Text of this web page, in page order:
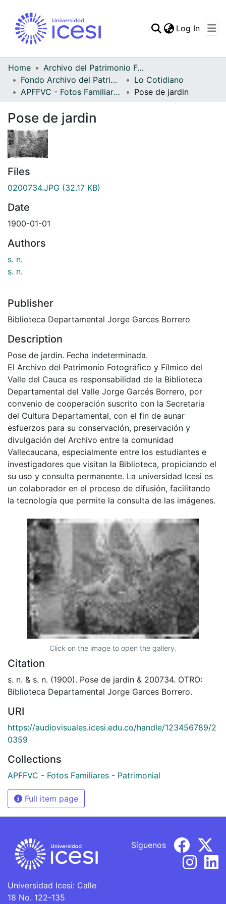
Statistics
Log In
Home
Archivo del Patrimonio Fotográfico y Fílmico del Valle del Cauca
Fondo Archivo del Patrimonio Fotográfico y Fílmico del Valle del Cauca
Lo Cotidiano
APFFVC - Fotos Familiares - Patrimonial
Pose de jardin
Pose de jardin
Files
0200734.JPG (32.17 KB)
Date
1900-01-01
Authors
s. n.
s. n.
Publisher
Biblioteca Departamental Jorge Garces Borrero
Description
Pose de jardin. Fecha indeterminada.
El Archivo del Patrimonio Fotográfico y Fílmico del
Valle del Cauca es responsabilidad de la Biblioteca
Departamental del Valle Jorge Garcés Borrero, por
convenio de cooperación suscrito con la Secretaria
del Cultura Departamental, con el fin de aunar
esfuerzos para su conservación, preservación y
divulgación del Archivo entre la comunidad
Vallecaucana, especialmente entre los estudiantes e
investigadores que visitan la Biblioteca, propiciando el
su uso y consulta permanente. La universidad Icesi es
un colaborador en el proceso de difusión, facilitando
la tecnología que permite la consulta de las imágenes.
Click on the image to open the gallery.
Citation
s. n. & s. n. (1900). Pose de jardin & 200734. OTRO:
Biblioteca Departamental Jorge Garces Borrero.
URI
https://audiovisuales.icesi.edu.co/handle/123456789/2
0359
Collections
APFFVC - Fotos Familiares - Patrimonial
Full item page
Universidad Icesi: Calle
18 No. 122-135
Síguenos